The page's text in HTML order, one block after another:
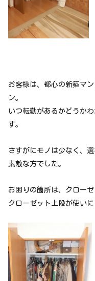
お客様は、都心の新築マ
ン。
いつ転勤があるかどうか
す。
さすがにモノは少なく、
素敵な方でした。
お困りの箇所は、クローゼ
クローゼット上段が使い